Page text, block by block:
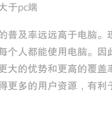
于pc端
及率远远高于电脑。
个人都能使用电脑。因
大的优势和更高的覆盖
更多的用户资源，有利